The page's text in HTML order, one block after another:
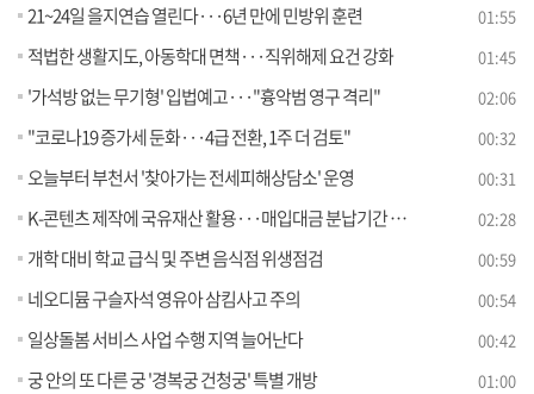
21~24일 을지연습 열린다···6년 만에 민방위 훈련 01:55
적법한 생활지도, 아동학대 면책···직위해제 요건 강화 01:45
'가석방 없는 무기형' 입법예고···"흉악범 영구 격리" 02:06
"코로나19 증가세 둔화···4급 전환, 1주 더 검토" 00:32
오늘부터 부천서 '찾아가는 전세피해상담소' 운영 00:31
K-콘텐츠 제작에 국유재산 활용···매입대금 분납기간 연장 02:28
개학 대비 학교 급식 및 주변 음식점 위생점검 00:59
네오디뮴 구슬자석 영유아 삼킴사고 주의 00:54
일상돌봄 서비스 사업 수행 지역 늘어난다 00:42
궁 안의 또 다른 궁 '경복궁 건청궁' 특별 개방 01:00